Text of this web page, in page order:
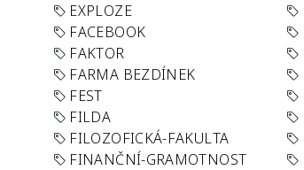
EXPLOZE
FACEBOOK
FAKTOR
FARMA BEZDÍNEK
FEST
FILDA
FILOZOFICKÁ-FAKULTA
FINANČNÍ-GRAMOTNOST